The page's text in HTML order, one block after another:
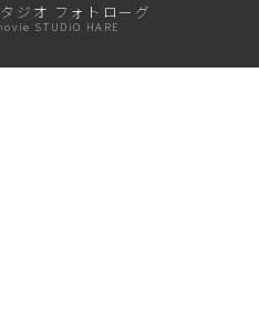
ジオ フォトローグ
STUDiO HARE